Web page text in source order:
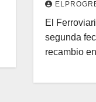
El
segunda
recambio